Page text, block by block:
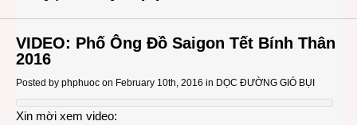
VIDEO: Phố Ông Đồ Saigon Tết Bính Thân
2016
Posted by phphuoc on February 10th, 2016 in DỌC ĐƯỜNG GIÓ BỤI
Xin mời xem video: